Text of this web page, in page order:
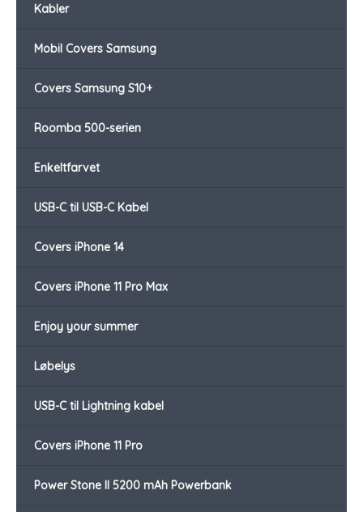
Kabler
Mobil Covers Samsung
Covers Samsung S10+
Roomba 500-serien
Enkeltfarvet
USB-C til USB-C Kabel
Covers iPhone 14
Covers iPhone 11 Pro Max
Enjoy your summer
Løbelys
USB-C til Lightning kabel
Covers iPhone 11 Pro
Power Stone II 5200 mAh Powerbank